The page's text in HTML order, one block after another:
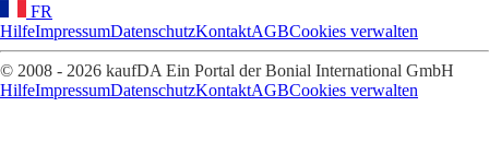
FR
HilfeImpressumDatenschutzKontaktAGBCookies verwalten
© 2008 - 2026 kaufDA Ein Portal der Bonial International GmbH
HilfeImpressumDatenschutzKontaktAGBCookies verwalten